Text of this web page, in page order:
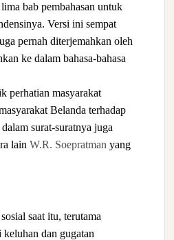
bab pembahasan untuk
Versi ini sempat
pernah diterjemahkan oleh
ke dalam bahasa-bahasa
perhatian masyarakat
Belanda terhadap
surat-suratnya juga
lain W.R. Soepratman yang
saat itu, terutama
dan gugatan